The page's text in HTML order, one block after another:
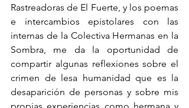
Rastreadoras de El Fuerte, y los poemas
e intercambios epistolares con las
internas de la Colectiva Hermanas en la
Sombra, me da la oportunidad de
compartir algunas reflexiones sobre el
crimen de lesa humanidad que es la
desaparición de personas y sobre mis